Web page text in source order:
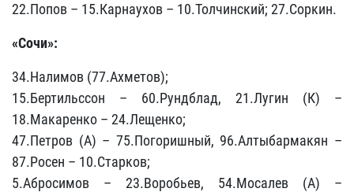
22.Попов – 15.Карнаухов – 10.Толчинский; 27.Соркин.
«Сочи»:
34.Налимов (77.Ахметов);
15.Бертильссон – 60.Рундблад, 21.Лугин (К) –
18.Макаренко – 24.Лещенко;
47.Петров (А) – 75.Погоришный, 96.Алтыбармакян –
87.Росен – 10.Старков;
5.Абросимов – 23.Воробьев, 54.Мосалев (А) –